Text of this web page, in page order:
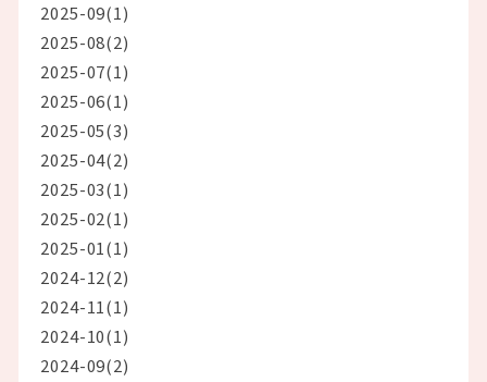
2025-09(1)
2025-08(2)
2025-07(1)
2025-06(1)
2025-05(3)
2025-04(2)
2025-03(1)
2025-02(1)
2025-01(1)
2024-12(2)
2024-11(1)
2024-10(1)
2024-09(2)